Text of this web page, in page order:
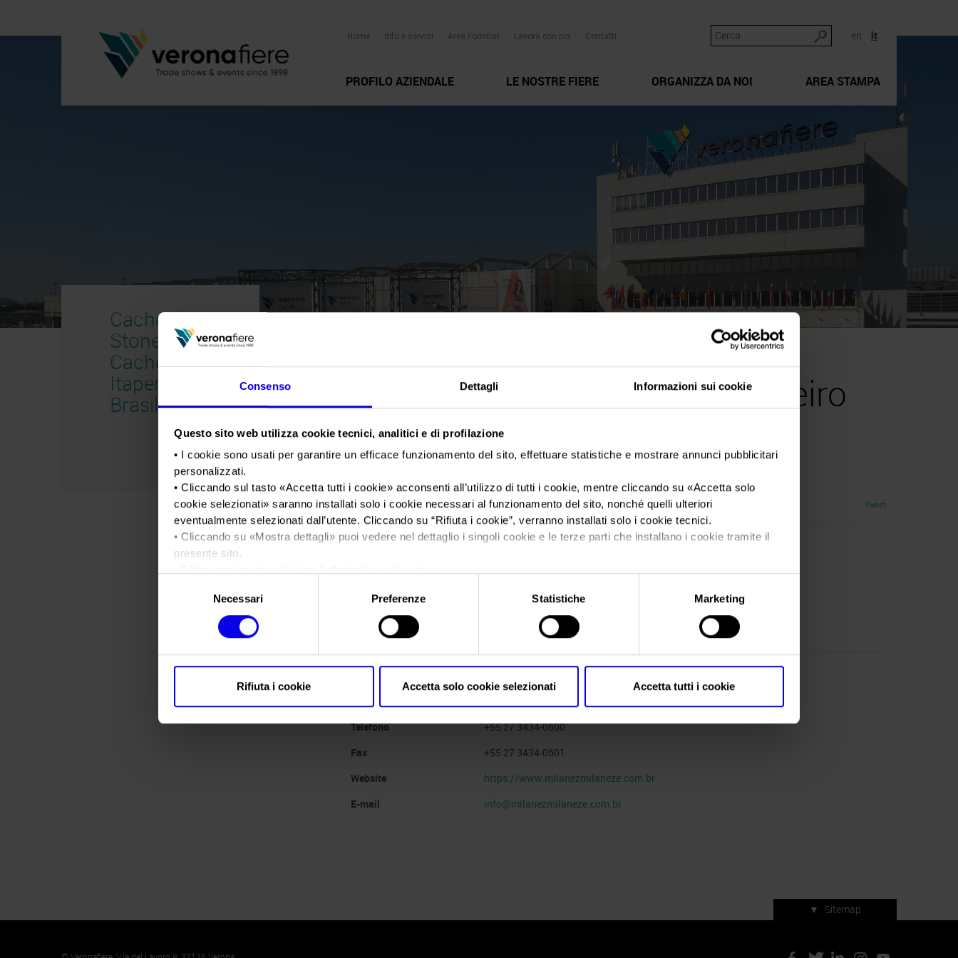
Consenso Dettagli Informazioni sui cookie
Questo sito web utilizza cookie tecnici, analitici e di profilazione
• I cookie sono usati per garantire un efficace funzionamento del sito, effettuare statistiche e mostrare annunci pubblicitari
personalizzati.
• Cliccando sul tasto «Accetta tutti i cookie» acconsenti all’utilizzo di tutti i cookie, mentre cliccando su «Accetta solo
cookie selezionati» saranno installati solo i cookie necessari al funzionamento del sito, nonché quelli ulteriori
eventualmente selezionati dall’utente. Cliccando su “Rifiuta i cookie”, verranno installati solo i cookie tecnici.
• Cliccando su «Mostra dettagli» puoi vedere nel dettaglio i singoli cookie e le terze parti che installano i cookie tramite il
presente sito.
Necessari Preferenze Statistiche Marketing
Rifiuta i cookie Accetta solo cookie selezionati Accetta tutti i cookie
en it
Home Info e servizi Area Fornitori Lavora con noi Contatti
PROFILO AZIENDALE LE NOSTRE FIERE ORGANIZZA DA NOI AREA STAMPA
Cachoeiro
Stone Fair –
Cachoeiro de
Itapemirim –
Brasile 2022
Cachoeiro Stone Fair - Cachoeiro
de Itapemirim - Brasile
Fiera internazionale del marmo e del granito
Tweet
Frequenza
Annual
Website
https://www.cachoeirostonefair.com.br
E-mail
vendas@cachoeirostonefair.com.br; info@cachoeirostonefair.com.br
Telefono
+55 27 3434-0600
Fax
+55 27 3434-0601
Website
https://www.milanezmilaneze.com.br
E-mail
info@milanezmilaneze.com.br
▼ Sitemap